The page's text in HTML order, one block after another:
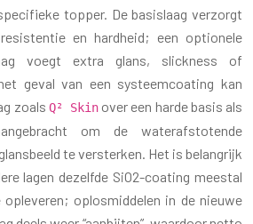
topper. De basislaag verzorgt
en hardheid; een optionele
voegt extra glans, slickness of
geval van een systeemcoating kan
zoals Q² Skin over een harde basis als
om de waterafstotende
te versterken. Het is belangrijk
lagen dezelfde SiO2-coating meestal
oplosmiddelen in de nieuwe